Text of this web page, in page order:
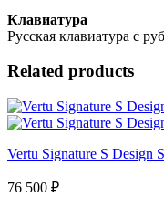
Клавиатура
Русская клавиатура с
Related products
Vertu Signature S Design
76 500 ₽